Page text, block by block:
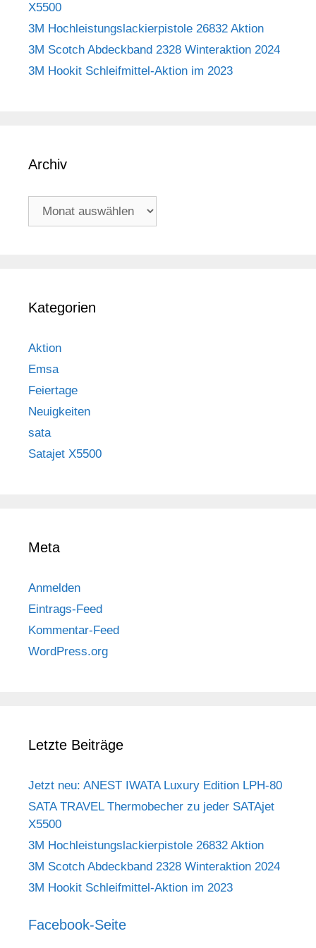
X5500
3M Hochleistungslackierpistole 26832 Aktion
3M Scotch Abdeckband 2328 Winteraktion 2024
3M Hookit Schleifmittel-Aktion im 2023
Archiv
Archiv
Kategorien
Aktion
Emsa
Feiertage
Neuigkeiten
sata
Satajet X5500
Meta
Anmelden
Eintrags-Feed
Kommentar-Feed
WordPress.org
Letzte Beiträge
Jetzt neu: ANEST IWATA Luxury Edition LPH-80
SATA TRAVEL Thermobecher zu jeder SATAjet
X5500
3M Hochleistungslackierpistole 26832 Aktion
3M Scotch Abdeckband 2328 Winteraktion 2024
3M Hookit Schleifmittel-Aktion im 2023
Facebook-Seite